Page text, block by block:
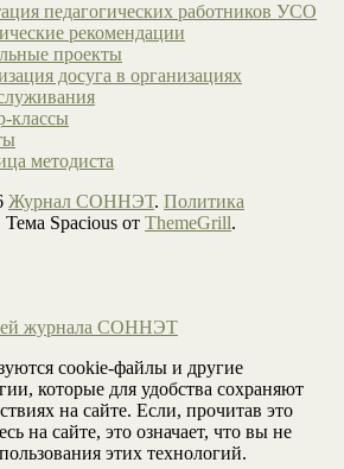
педагогических работников УСО
рекомендации
проекты
досуга в организациях
классы
методиста
Журнал СОННЭТ. Политика
Тема Spacious от ThemeGrill.
журнала СОННЭТ
cookie-файлы и другие
которые для удобства сохраняют
на сайте. Если, прочитав это
на сайте, это означает, что вы не
этих технологий.